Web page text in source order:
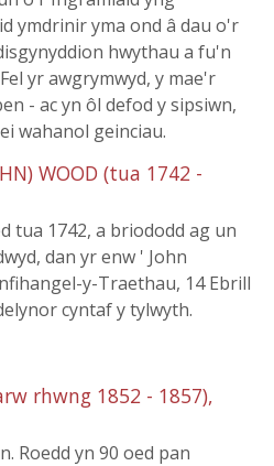
ymdrinir yma ond â dau o'r
hwythau a fu'n
yr awgrymwyd, y mae'r
- ac yn ôl defod y sipsiwn,
wahanol geinciau.
WOOD (tua 1742 -
tua 1742, a briododd ag un
dan yr enw ' John
y-Traethau, 14 Ebrill
cyntaf y tylwyth.
rhwng 1852 - 1857),
Roedd yn 90 oed pan